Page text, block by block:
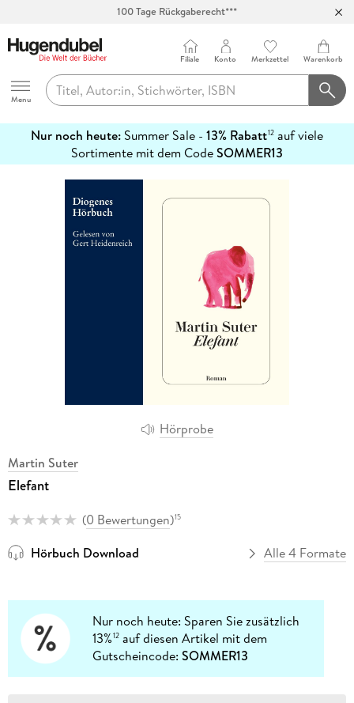
100 Tage Rückgaberecht***
Hugendubel
Menu
Filiale Konto Merkzettel Warenkorb
Nur noch heute: Summer Sale - 13% Rabatt12 auf viele
Sortimente mit dem CodeSOMMER13
erfahren
Hörprobe
Martin Suter
Elefant
(0 Bewertungen)15
Hörbuch Download Alle 4 Formate
Nur noch heute: Sparen Sie zusätzlich
13%12 auf diesen Artikel mit dem
Gutscheincode:SOMMER13